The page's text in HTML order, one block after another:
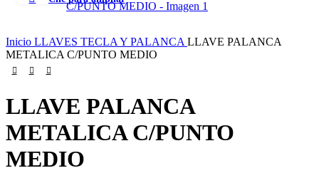
Inicio LLAVES TECLA Y PALANCA LLAVE PALANCA
METALICA C/PUNTO MEDIO
LLAVE PALANCA
METALICA C/PUNTO
MEDIO